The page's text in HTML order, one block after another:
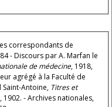
correspondants de
- Discours par A. Marfan le
de médecine, 1918,
agrégé à la Faculté de
Antoine, Titres et
1902. - Archives nationales,